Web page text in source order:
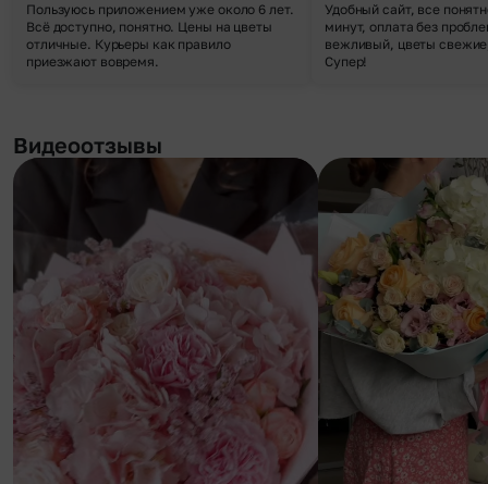
Пользуюсь приложением уже около 6 лет.
Всё доступно, понятно. Цены на цветы
отличные. Курьеры как правило
приезжают вовремя.
Удобный сайт, все
минут, оплата без
вежливый, цветы
Супер!
Видеоотзывы